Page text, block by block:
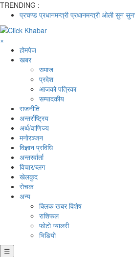
TRENDING :
प्रचण्ड प्रधानमन्त्री प्रधानमन्त्री ओली सुन
×
होमपेज
खबर
समाज
प्रदेश
आजको पत्रिका
सम्पादकीय
राजनीति
अन्तर्राष्ट्रिय
अर्थ/वाणिज्य
मनाेरञ्जन
विज्ञान प्रविधि
अन्तरर्वार्ता
विचार/ब्लग
खेलकुद
रोचक
अन्य
क्लिक खबर विशेष
राशिफल
फोटो ग्यालरी
भिडियो
☰